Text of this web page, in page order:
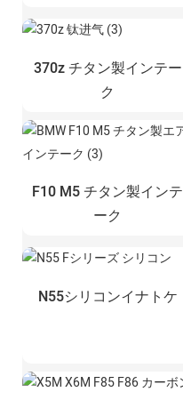
370z チタン製インテー
ク
F10 M5 チタン製インテ
ーク
N55シリコンイナトケ